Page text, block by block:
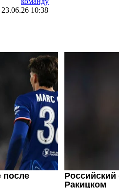
23.06.26 10:38
13.04.26 14:00
НБА: Док Риверс покидает
Милуоки
29.03.26 14:25
НБА: Милуоки впервые с
2016 года пролетели мимо
плей-офф, и топ-10
моментов ночи